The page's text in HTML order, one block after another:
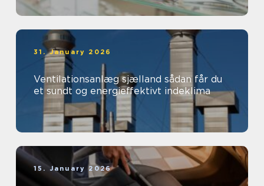
31. January 2026
Ventilationsanlæg sjælland sådan får du
et sundt og energieffektivt indeklima
15. January 2026